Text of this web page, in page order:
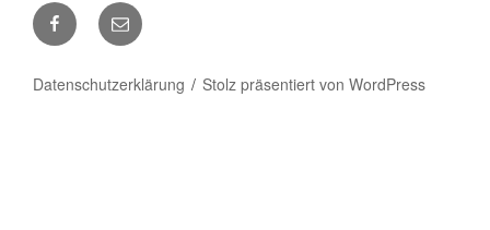
FacebookE-
Mail
Datenschutzerklärung Stolz präsentiert von WordPress